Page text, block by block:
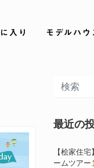
モデルハウ
入り
最近の
【桧家住
ームツアー